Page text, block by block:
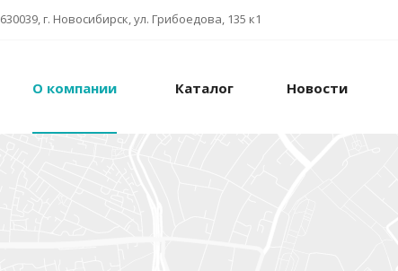
630039, г. Новосибирск, ул. Грибоедова, 135 к1
О компании Каталог Новости